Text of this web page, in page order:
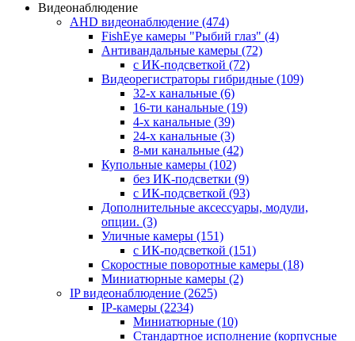
Видеонаблюдение
AHD видеонаблюдение (474)
FishEye камеры "Рыбий глаз" (4)
Антивандальные камеры (72)
с ИК-подсветкой (72)
Видеорегистраторы гибридные (109)
32-х канальные (6)
16-ти канальные (19)
4-х канальные (39)
24-х канальные (3)
8-ми канальные (42)
Купольные камеры (102)
без ИК-подсветки (9)
с ИК-подсветкой (93)
Дополнительные аксессуары, модули,
опции. (3)
Уличные камеры (151)
с ИК-подсветкой (151)
Скоростные поворотные камеры (18)
Миниатюрные камеры (2)
IP видеонаблюдение (2625)
IP-камеры (2234)
Миниатюрные (10)
Стандартное исполнение (корпусные